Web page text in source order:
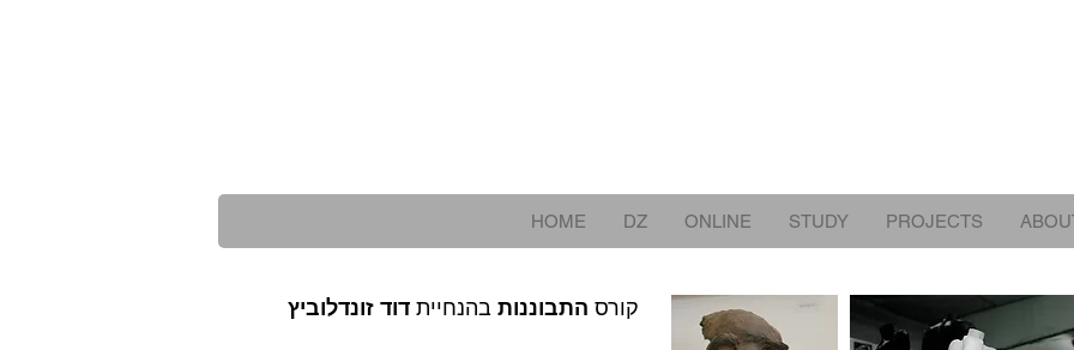
HOME DZ ONLINE STUDY PROJECTS
קורס התבוננות בהנחיית דוד זונדלוביץ